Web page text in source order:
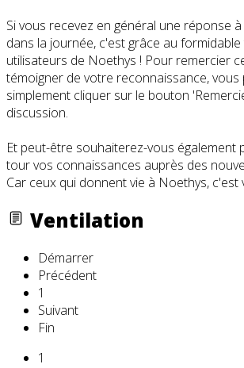
Si vous recevez en général une réponse
dans la journée, c'est grâce au
utilisateurs de Noethys ! Pour remercier
témoigner de votre reconnaissance, vous
simplement cliquer sur le bouton
discussion.
Et peut-être souhaiterez-vous également
tour vos connaissances auprès des
Car ceux qui donnent vie à Noethys, c'est
Ventilation
Démarrer
Précédent
1
Suivant
Fin
1